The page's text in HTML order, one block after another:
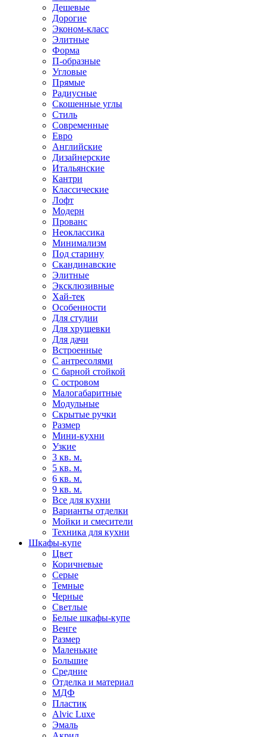
Дешевые
Дорогие
Эконом-класс
Элитные
Форма
П-образные
Угловые
Прямые
Радиусные
Скошенные углы
Стиль
Современные
Евро
Английские
Дизайнерские
Итальянские
Кантри
Классические
Лофт
Модерн
Прованс
Неоклассика
Минимализм
Под старину
Скандинавские
Элитные
Эксклюзивные
Хай-тек
Особенности
Для студии
Для хрущевки
Для дачи
Встроенные
С антресолями
С барной стойкой
С островом
Малогабаритные
Модульные
Скрытые ручки
Размер
Мини-кухни
Узкие
3 кв. м.
5 кв. м.
6 кв. м.
9 кв. м.
Все для кухни
Варианты отделки
Мойки и смесители
Техника для кухни
Шкафы-купе
Цвет
Коричневые
Серые
Темные
Черные
Светлые
Белые шкафы-купе
Венге
Размер
Маленькие
Большие
Средние
Отделка и материал
МДФ
Пластик
Alvic Luxe
Эмаль